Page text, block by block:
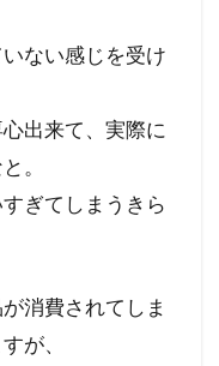
ない感じを受け
出来て、実際に
。
ぎてしまうきら
消費されてしま
が、